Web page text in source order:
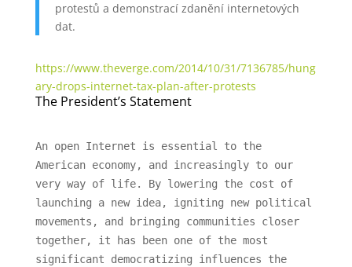
protestů a demonstrací zdanění internetových
dat.
https://www.theverge.com/2014/10/31/7136785/hung
ary-drops-internet-tax-plan-after-protests
The President’s Statement
An open Internet is essential to the
American economy, and increasingly to our
very way of life. By lowering the cost of
launching a new idea, igniting new political
movements, and bringing communities closer
together, it has been one of the most
significant democratizing influences the